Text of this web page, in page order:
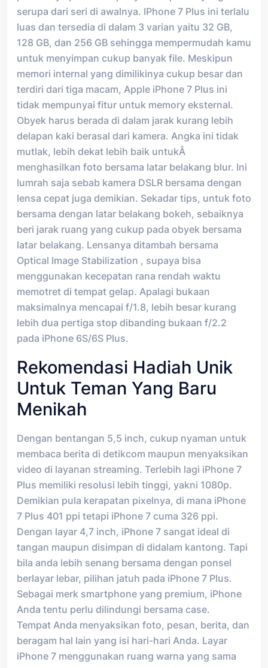
serupa dari seri di awalnya. IPhone 7 Plus ini terlalu
luas dan tersedia di dalam 3 varian yaitu 32 GB,
128 GB, dan 256 GB sehingga mempermudah kamu
untuk menyimpan cukup banyak file. Meskipun
memori internal yang dimilikinya cukup besar dan
terdiri dari tiga macam, Apple iPhone 7 Plus ini
tidak mempunyai fitur untuk memory eksternal.
Obyek harus berada di dalam jarak kurang lebih
delapan kaki berasal dari kamera. Angka ini tidak
mutlak, lebih dekat lebih baik untukÂ
menghasilkan foto bersama latar belakang blur. Ini
lumrah saja sebab kamera DSLR bersama dengan
lensa cepat juga demikian. Sekadar tips, untuk foto
bersama dengan latar belakang bokeh, sebaiknya
beri jarak ruang yang cukup pada obyek bersama
latar belakang. Lensanya ditambah bersama
Optical Image Stabilization , supaya bisa
menggunakan kecepatan rana rendah waktu
memotret di tempat gelap. Apalagi bukaan
maksimalnya mencapai f/1.8, lebih besar kurang
lebih dua pertiga stop dibanding bukaan f/2.2
pada iPhone 6S/6S Plus.
Rekomendasi Hadiah Unik
Untuk Teman Yang Baru
Menikah
Dengan bentangan 5,5 inch, cukup nyaman untuk
membaca berita di detikcom maupun menyaksikan
video di layanan streaming. Terlebih lagi iPhone 7
Plus memiliki resolusi lebih tinggi, yakni 1080p.
Demikian pula kerapatan pixelnya, di mana iPhone
7 Plus 401 ppi tetapi iPhone 7 cuma 326 ppi.
Dengan layar 4,7 inch, iPhone 7 sangat ideal di
tangan maupun disimpan di didalam kantong. Tapi
bila anda lebih senang bersama dengan ponsel
berlayar lebar, pilihan jatuh pada iPhone 7 Plus.
Sebagai merk smartphone yang premium, iPhone
Anda tentu perlu dilindungi bersama case.
Tempat Anda menyaksikan foto, pesan, berita, dan
beragam hal lain yang isi hari-hari Anda. Layar
iPhone 7 menggunakan ruang warna yang sama